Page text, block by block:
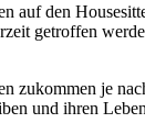
auf den
getroffen
je
und ihren